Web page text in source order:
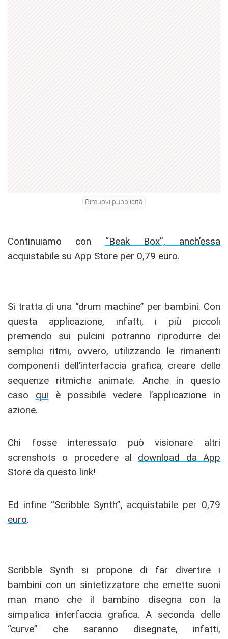
Rimuovi pubblicità
Continuiamo con “Beak Box”, anch’essa
acquistabile su App Store per 0,79 euro.
Si tratta di una “drum machine” per bambini. Con
questa applicazione, infatti, i più piccoli
premendo sui pulcini potranno riprodurre dei
semplici ritmi, ovvero, utilizzando le rimanenti
componenti dell’interfaccia grafica, creare delle
sequenze ritmiche animate. Anche in questo
caso qui è possibile vedere l’applicazione in
azione.
Chi fosse interessato può visionare altri
screnshots o procedere al download da App
Store da questo link!
Ed infine “Scribble Synth”, acquistabile per 0,79
euro.
Scribble Synth si propone di far divertire i
bambini con un sintetizzatore che emette suoni
man mano che il bambino disegna con la
simpatica interfaccia grafica. A seconda delle
“curve” che saranno disegnate, infatti,